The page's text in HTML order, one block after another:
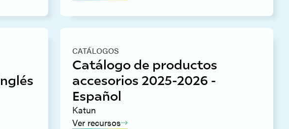
CATÁLOGOS
Catálogo de productos
accesorios 2025-2026 -
Español
Katun
Ver recursos